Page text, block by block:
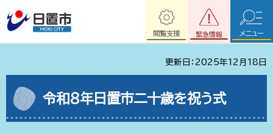
緊急情報
閲覧支援 メニュー
更新日：2025年12月18日
令和8年日置市二十歳を祝う式